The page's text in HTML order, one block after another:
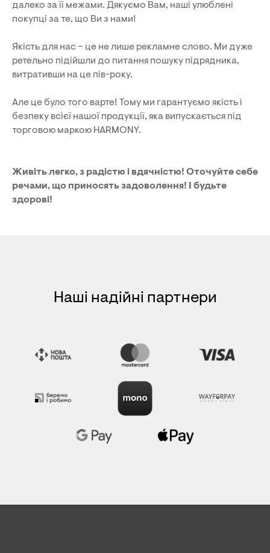
далеко за її межами. Дякуємо Вам, наші улюблені
покупці за те, що Ви з нами!
Якість для нас – це не лише рекламне слово. Ми дуже
ретельно підійшли до питання пошуку підрядника,
витративши на це пів-року.
Але це було того варте! Тому ми гарантуємо якість і
безпеку всієї нашої продукції, яка випускається під
торговою маркою HARMONY.
Живіть легко, з радістю і вдячністю! Оточуйте себе
речами, що приносять задоволення! І будьте
здорові!
Наші надійні партнери